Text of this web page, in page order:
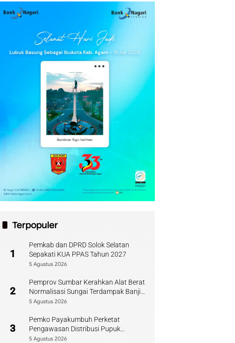
Terpopuler
1
Pemkab dan DPRD Solok Selatan
Sepakati KUA PPAS Tahun 2027
5 Agustus 2026
2
Pemprov Sumbar Kerahkan Alat Berat
Normalisasi Sungai Terdampak Banjir
Kuranji
5 Agustus 2026
3
Pemko Payakumbuh Perketat
Pengawasan Distribusi Pupuk
Bersubsidi bagi Petani Lokal
5 Agustus 2026